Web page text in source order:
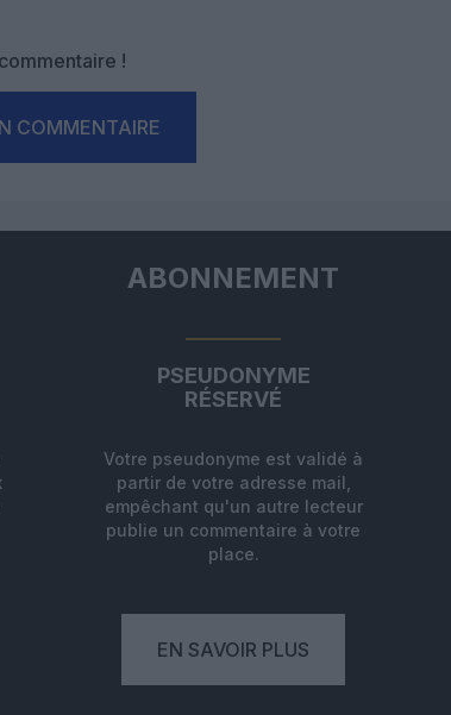
!
COMMENTAIRE
ABONNEMENT
PSEUDONYME
RÉSERVÉ
Votre pseudonyme est validé à
partir de votre adresse mail,
empêchant qu'un autre lecteur
publie un commentaire à votre
place.
EN SAVOIR PLUS